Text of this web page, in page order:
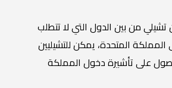
تشيلي من بين الدول التي لا تتطلب
المتحدة، يمكن للتشيليين
على تأشيرة دخول المملكة